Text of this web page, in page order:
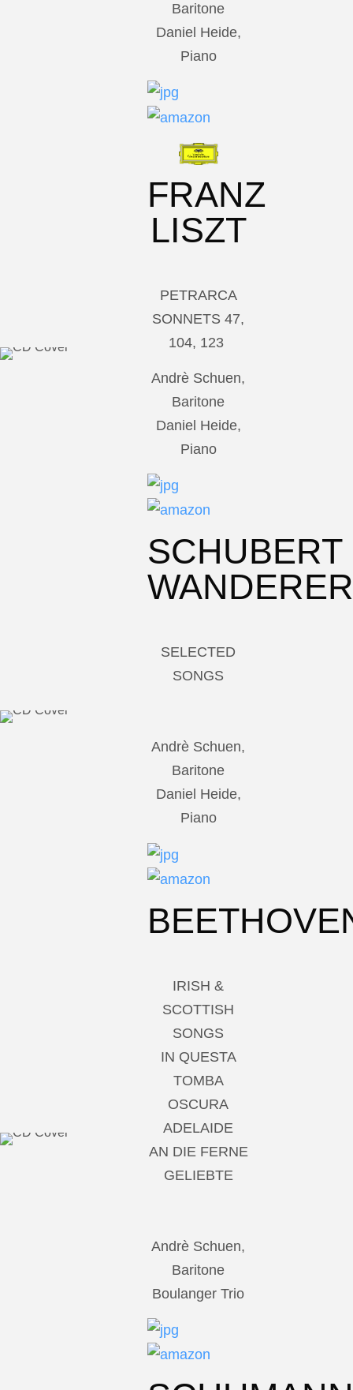
Baritone
Daniel Heide,
Piano
FRANZ
LISZT
PETRARCA
SONNETS 47,
104, 123
Andrè Schuen,
Baritone
Daniel Heide,
Piano
SCHUBERT
WANDERER
SELECTED
SONGS
Andrè Schuen,
Baritone
Daniel Heide,
Piano
IRISH &
SCOTTISH
SONGS
IN QUESTA
TOMBA
OSCURA
ADELAIDE
AN DIE FERNE
GELIEBTE
Andrè Schuen,
Baritone
Boulanger Trio